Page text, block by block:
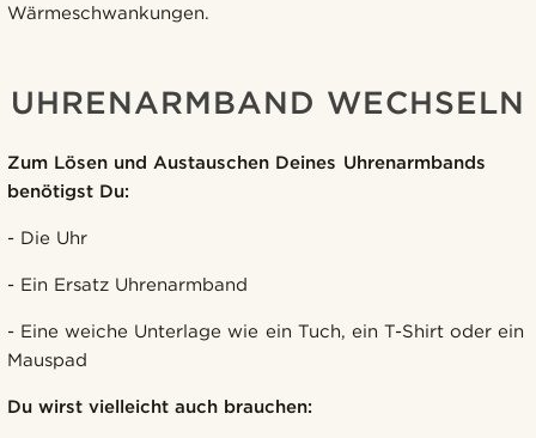
Wärmeschwankungen.
UHRENARMBAND WECHSELN
Zum Lösen und Austauschen Deines Uhrenarmbands
benötigst Du:
- Die Uhr
- Ein Ersatz Uhrenarmband
- Eine weiche Unterlage wie ein Tuch, ein T-Shirt oder ein
Mauspad
Du wirst vielleicht auch brauchen: